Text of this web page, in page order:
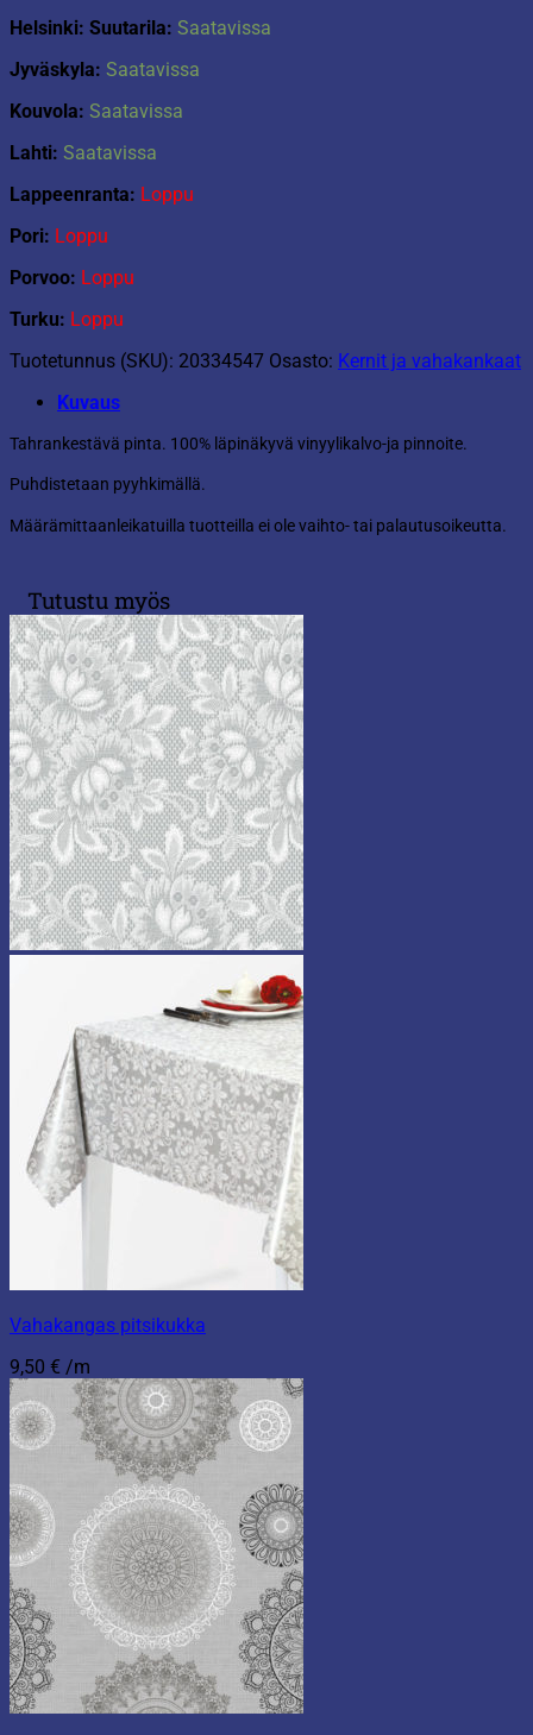
Helsinki: Suutarila: Saatavissa
Jyväskyla: Saatavissa
Kouvola: Saatavissa
Lahti: Saatavissa
Lappeenranta: Loppu
Pori: Loppu
Porvoo: Loppu
Turku: Loppu
Tuotetunnus (SKU): 20334547 Osasto: Kernit ja vahakankaat
Kuvaus
Tahrankestävä pinta. 100% läpinäkyvä vinyylikalvo-ja pinnoite.
Puhdistetaan pyyhkimällä.
Määrämittaanleikatuilla tuotteilla ei ole vaihto- tai palautusoikeutta.
Tutustu myös
Vahakangas pitsikukka
9,50 € /m